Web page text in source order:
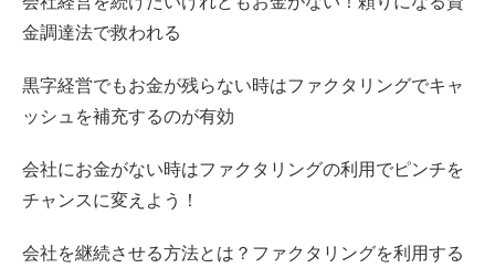
金調達法で救われる
黒字経営でもお金が残らない時はファクタリングでキャ
ッシュを補充するのが有効
会社にお金がない時はファクタリングの利用でピンチを
チャンスに変えよう！
会社を継続させる方法とは？ファクタリングを利用する